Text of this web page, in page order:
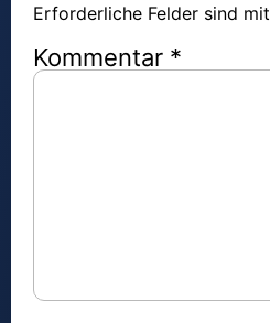
Erforderliche Felder sind mit
Kommentar *